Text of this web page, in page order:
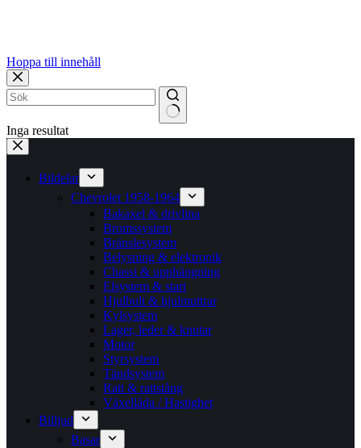
Hoppa till innehåll
Inga resultat
Bildelar
Chevrolet 1958-1964
Bakaxel & drivlina
Bromssystem
Bränslesystem
Belysning & elektronik
Chassi & upphängning
Elsystem & start
Hjulbult & hjulmuttrar
Kylsystem
Lager, leder & knutar
Motor
Styrsystem
Tändsystem
Ratt & rattstång
Växellåda / Hastighet
Billjud
Basar